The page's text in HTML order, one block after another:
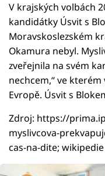
V krajských volbách
kandidátky Úsvit s
Moravskoslezském
Okamura nebyl.
zveřejnila na svém
nechcem,“ ve
Evropě. Úsvit s
Zdroj: https://
myslivcova-
cas-na-dite; wikipedie